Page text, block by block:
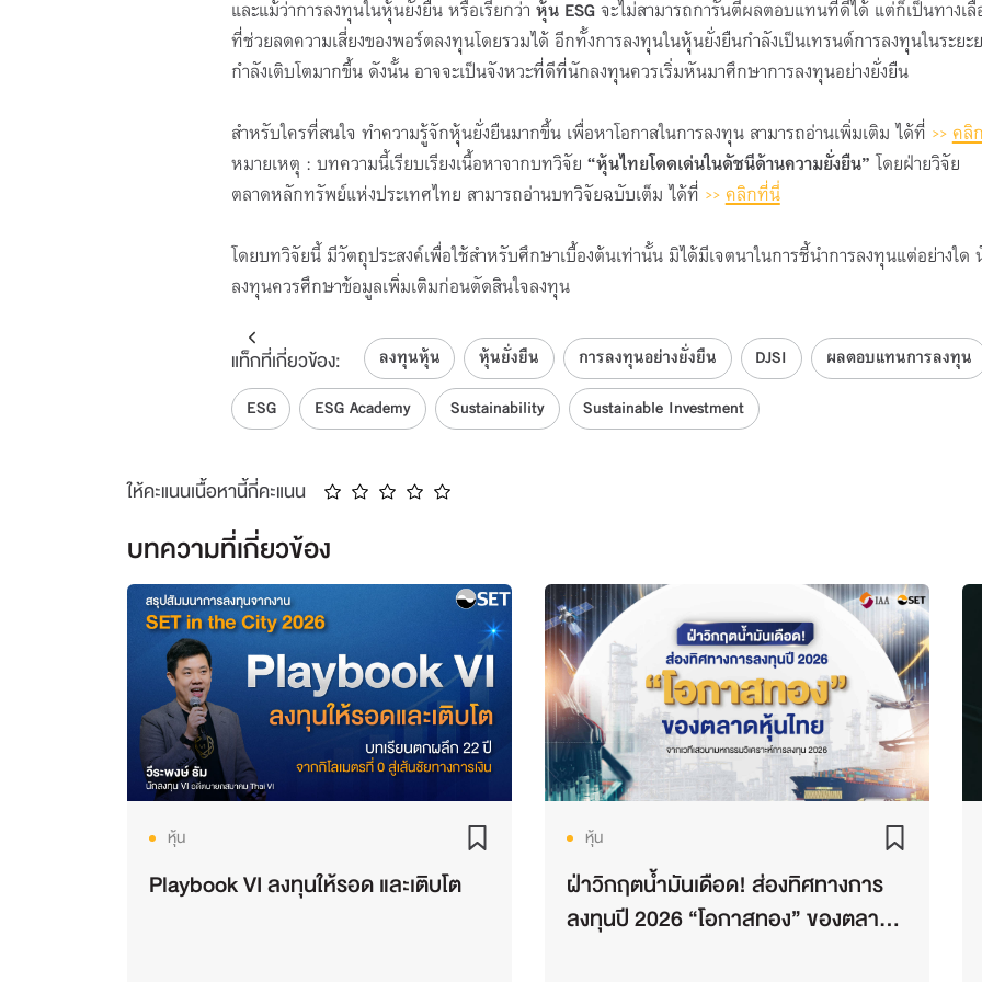
และแม้ว่าการลงทุนในหุ้นยั่งยืน หรือเรียกว่า หุ้น ESGจะไม่สามารถการันตีผลตอบแทนที่ดีได้ แต่ก็เป็นทางเ
ที่ช่วยลดความเสี่ยงของพอร์ตลงทุนโดยรวมได้ อีกทั้งการลงทุนในหุ้นยั่งยืนกำลังเป็นเทรนด์การลงทุนในระยะ
กำลังเติบโตมากขึ้น ดังนั้น อาจจะเป็นจังหวะที่ดีที่นักลงทุนควรเริ่มหันมาศึกษาการลงทุนอย่างยั่งยืน
สำหรับใครที่สนใจ ทำความรู้จักหุ้นยั่งยืนมากขึ้น เพื่อหาโอกาสในการลงทุน สามารถอ่านเพิ่มเติม ได้ที่ >>คลิ
หมายเหตุ : บทความนี้เรียบเรียงเนื้อหาจากบทวิจัย “หุ้นไทยโดดเด่นในดัชนีด้านความยั่งยืน” โดยฝ่ายวิจัย
ตลาดหลักทรัพย์แห่งประเทศไทย สามารถอ่านบทวิจัยฉบับเต็ม ได้ที่ >>คลิกที่นี่
โดยบทวิจัยนี้ มีวัตถุประสงค์เพื่อใช้สำหรับศึกษาเบื้องต้นเท่านั้น มิได้มีเจตนาในการชี้นำการลงทุนแต่อย่างใด
ลงทุนควรศึกษาข้อมูลเพิ่มเติมก่อนตัดสินใจลงทุน
แท็กที่เกี่ยวข้อง: ลงทุนหุ้น หุ้นยั่งยืน การลงทุนอย่างยั่งยืน DJSI
ผลตอบแทนการลงทุน
ESG
ESG Academy Sustainability Sustainable Investment
ให้คะแนนเนื้อหานี้กี่คะแนน
บทความที่เกี่ยวข้อง
หุ้น
Playbook VI ลงทุนให้รอด และเติบโต
หุ้น
ฝ่าวิกฤตน้ำมันเดือด! ส่องทิศทางการ
ลงทุนปี 2026 “โอกาสทอง” ของตลาด